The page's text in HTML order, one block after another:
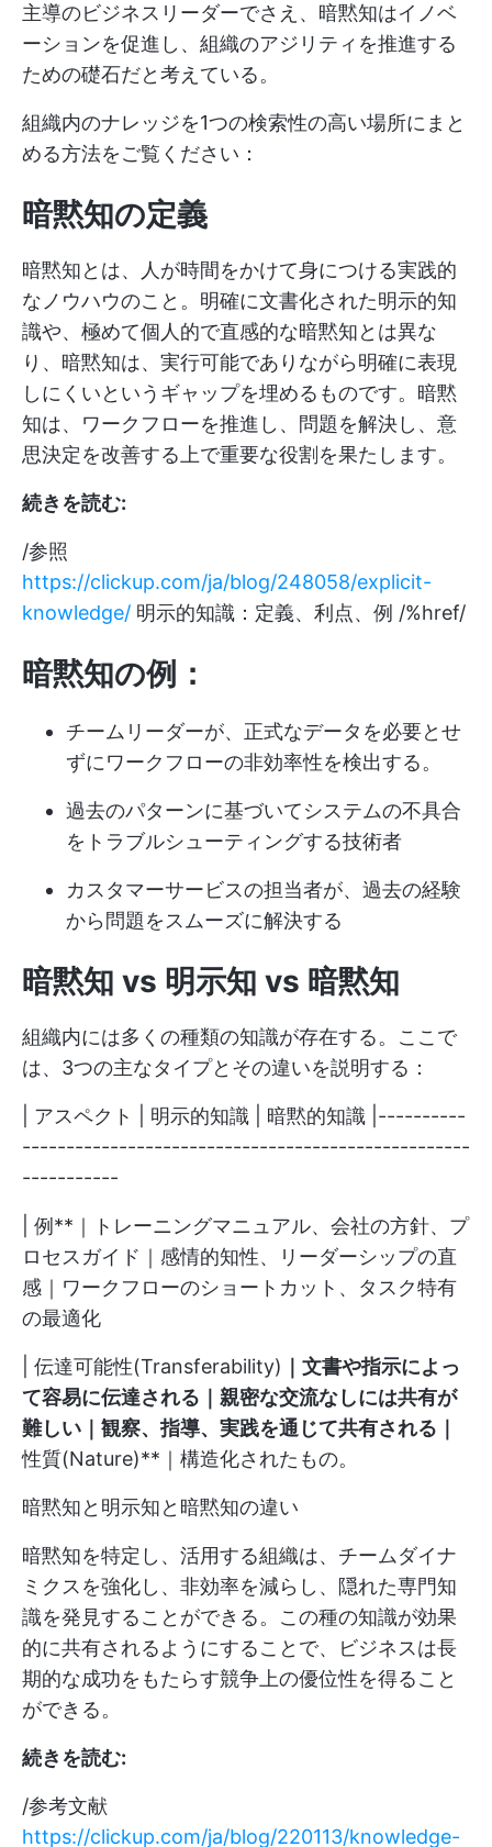
主導のビジネスリーダーでさえ、暗黙知はイノベ
ーションを促進し、組織のアジリティを推進する
ための礎石だと考えている。
組織内のナレッジを1つの検索性の高い場所にまと
める方法をご覧ください：
暗黙知の定義
暗黙知とは、人が時間をかけて身につける実践的
なノウハウのこと。明確に文書化された明示的知
識や、極めて個人的で直感的な暗黙知とは異な
り、暗黙知は、実行可能でありながら明確に表現
しにくいというギャップを埋めるものです。暗黙
知は、ワークフローを推進し、問題を解決し、意
思決定を改善する上で重要な役割を果たします。
続きを読む:
/参照
https://clickup.com/ja/blog/248058/explicit-
knowledge/ 明示的知識：定義、利点、例 /%href/
暗黙知の例：
チームリーダーが、正式なデータを必要とせ
ずにワークフローの非効率性を検出する。
過去のパターンに基づいてシステムの不具合
をトラブルシューティングする技術者
カスタマーサービスの担当者が、過去の経験
から問題をスムーズに解決する
暗黙知 vs 明示知 vs 暗黙知
組織内には多くの種類の知識が存在する。ここで
は、3つの主なタイプとその違いを説明する：
| アスペクト | 明示的知識 | 暗黙的知識 |----------
---------------------------------------------------
-----------
| 例**｜トレーニングマニュアル、会社の方針、プ
ロセスガイド｜感情的知性、リーダーシップの直
感｜ワークフローのショートカット、タスク特有
の最適化
| 伝達可能性(Transferability) ｜文書や指示によっ
て容易に伝達される｜親密な交流なしには共有が
難しい｜観察、指導、実践を通じて共有される｜
性質(Nature)**｜構造化されたもの。
暗黙知と明示知と暗黙知の違い
暗黙知を特定し、活用する組織は、チームダイナ
ミクスを強化し、非効率を減らし、隠れた専門知
識を発見することができる。この種の知識が効果
的に共有されるようにすることで、ビジネスは長
期的な成功をもたらす競争上の優位性を得ること
ができる。
続きを読む:
/参考文献
https://clickup.com/ja/blog/220113/knowledge-